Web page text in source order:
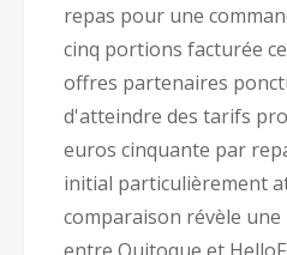
repas pour une
cinq portions facturée
offres partenaires
d'atteindre des tarifs
euros cinquante par
initial particulièrement
comparaison révèle